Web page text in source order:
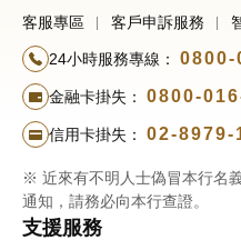
客服專區 客戶申訴服務
24小時服務專線： 0800-
金融卡掛失： 0800-
信用卡掛失： 02-8979-
※ 近來有不明人士偽冒本行名
通知，請務必向本行查證。
支援服務